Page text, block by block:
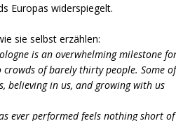
Europas widerspiegelt.
sie selbst erzählen:
is an overwhelming milestone
of barely thirty people. Some of
believing in us, and growing with us
ever performed feels nothing short of